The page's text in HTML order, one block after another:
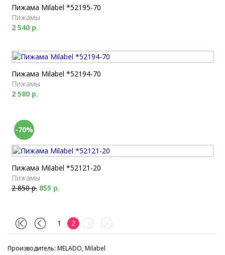
Пижама Milabel *52195-70
Пижамы
2 540 р.
Пижама Milabel *52194-70
Пижамы
2 580 р.
-70%
Пижама Milabel *52121-20
Пижамы
2 850 р. 855 р.
1 2
Производитель: MELADO, Milabel